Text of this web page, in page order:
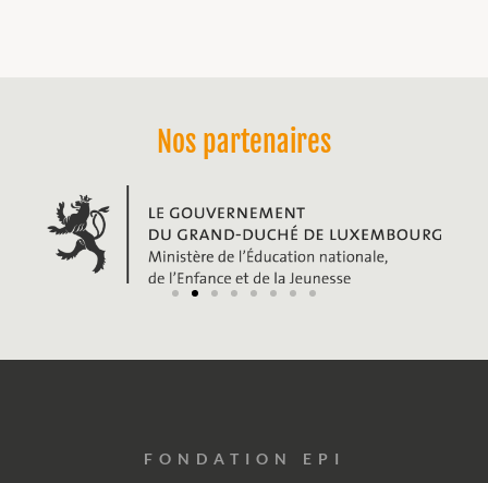
Nos partenaires
FONDATION EPI